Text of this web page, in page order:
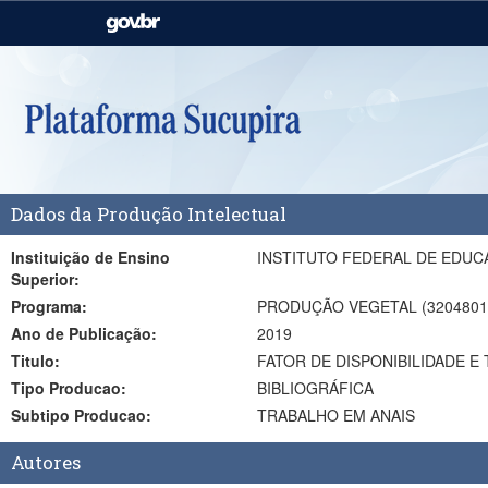
Casa Civil
Pecuária e Abastecimento
Dados da Produção Intelectual
Instituição de Ensino
Superior:
INSTITUTO FEDERAL DE
Programa:
PRODUÇÃO VEGETAL
Ano de Publicação:
2019
Titulo:
FATOR DE DISPONIBILIDADE
Tipo Producao:
BIBLIOGRÁFICA
Subtipo Producao:
TRABALHO EM ANAIS
Autores